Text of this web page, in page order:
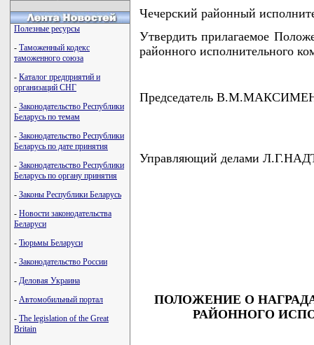
Полезные ресурсы
- Таможенный кодекс
таможенного союза
- Каталог предприятий и
организаций СНГ
- Законодательство Республики
Беларусь по темам
- Законодательство Республики
Беларусь по дате принятия
- Законодательство Республики
Беларусь по органу принятия
- Законы Республики Беларусь
- Новости законодательства
Беларуси
- Тюрьмы Беларуси
- Законодательство России
- Деловая Украина
- Автомобильный портал
- The legislation of the Great
Britain
Чечерский районный
Утвердить прилагаемое
районного исполнительного
Председатель
Управляющий делами
ПОЛОЖЕНИЕ О
РАЙОННОГО